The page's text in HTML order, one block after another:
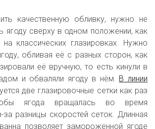
качественную обливку, нужно не
ягоду сверху в одном положении, как
на классических глазировках. Нужно
обливая её с разных сторон, как
её вручную, то есть кинули в
и обваляли ягоду в нём. В линии
две глазировочные сетки как раз
ягода вращалась во время
за разницы скоростей сеток. Длинная
позволяет замороженной ягоде